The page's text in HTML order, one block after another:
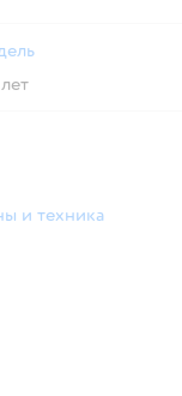
и техника